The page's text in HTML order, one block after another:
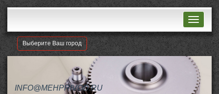
Выберите Ваш город
INFO@MEHPRIVOD.RU